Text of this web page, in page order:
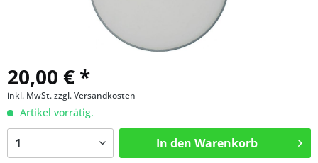
20,00 € *
inkl. MwSt.zzgl. Versandkosten
Artikel vorrätig.
In den Warenkorb